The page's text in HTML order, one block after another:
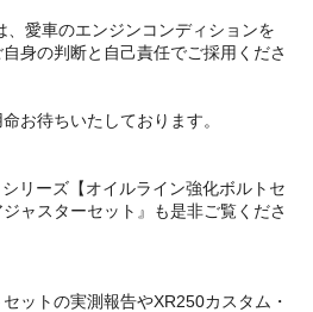
、愛車のエンジンコンディションを
身の判断と自己責任でご採用くださ
お待ちいたしております。
リーズ【オイルライン強化ボルトセ
ャスターセット』も是非ご覧くださ
ットの実測報告やXR250カスタム・